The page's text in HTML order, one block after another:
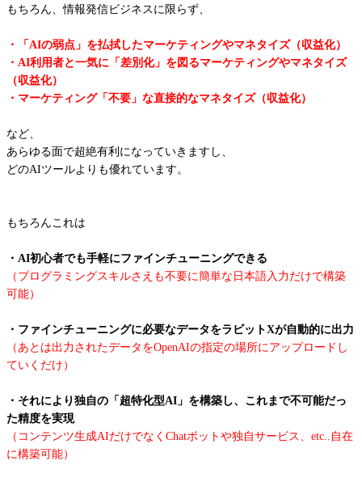
もちろん、情報発信ビジネスに限らず、
・「AIの弱点」を払拭したマーケティングやマネタイズ（収益化）
・AI利用者と一気に「差別化」を図るマーケティングやマネタイズ
（収益化）
・マーケティング「不要」な直接的なマネタイズ（収益化）
など、
あらゆる面で超絶有利になっていきますし、
どのAIツールよりも優れています。
もちろんこれは
・AI初心者でも手軽にファインチューニングできる
（プログラミングスキルさえも不要に簡単な日本語入力だけで構築
可能）
・ファインチューニングに必要なデータをラビットXが自動的に出力
（あとは出力されたデータをOpenAIの指定の場所にアップロードし
ていくだけ）
・それにより独自の「超特化型AI」を構築し、これまで不可能だっ
た精度を実現
（コンテンツ生成AIだけでなくChatボットや独自サービス、etc..自在
に構築可能）